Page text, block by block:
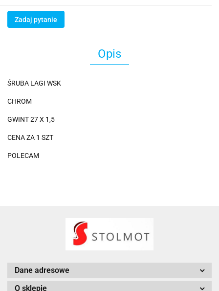
Zadaj pytanie
Opis
ŚRUBA LAGI WSK
CHROM
GWINT 27 X 1,5
CENA ZA 1 SZT
POLECAM
Dane adresowe
O sklepie